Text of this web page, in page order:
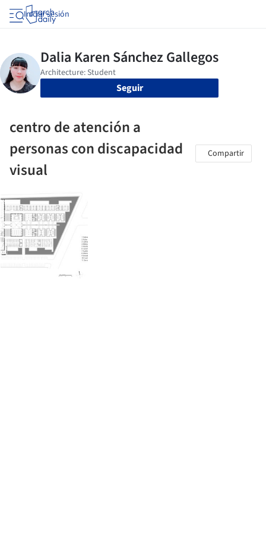
Iniciar sesión
Seguir
centro de atención a
personas con discapacidad
visual
Compartir